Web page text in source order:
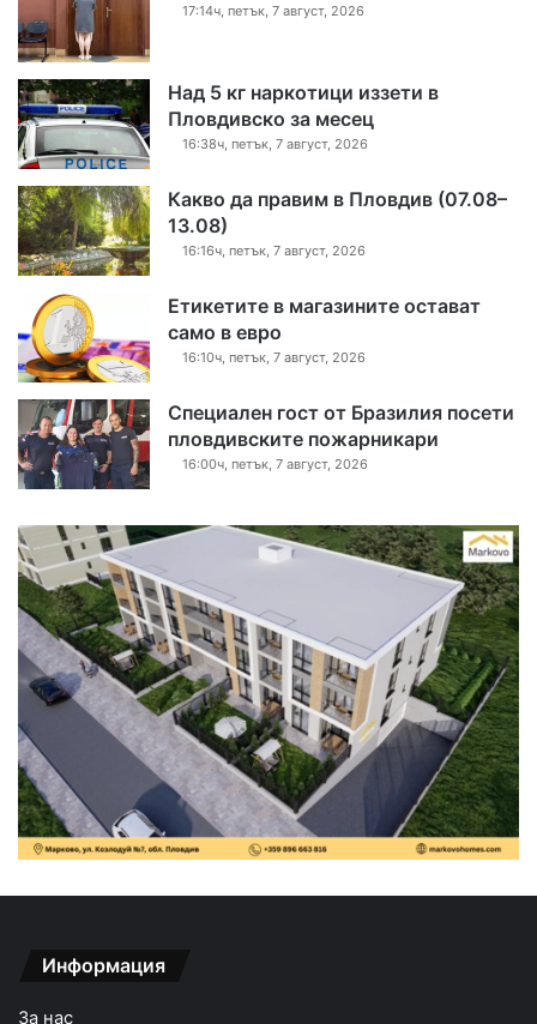
17:14ч, петък, 7 август, 2026
Над 5 кг наркотици иззети в
Пловдивско за месец
16:38ч, петък, 7 август, 2026
Какво да правим в Пловдив (07.08–
13.08)
16:16ч, петък, 7 август, 2026
Етикетите в магазините остават
само в евро
16:10ч, петък, 7 август, 2026
Специален гост от Бразилия посети
пловдивските пожарникари
16:00ч, петък, 7 август, 2026
Информация
За нас